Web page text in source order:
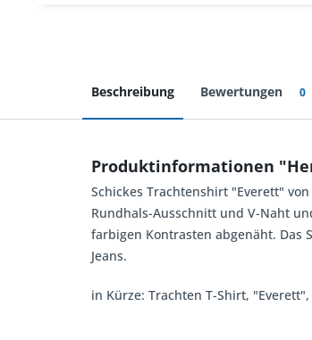
Beschreibung Bewertungen 0
Produktinformationen
Schickes Trachtenshirt "Everett"
Rundhals-Ausschnitt und V-Naht
farbigen Kontrasten abgenäht. Das
Jeans.
in Kürze: Trachten T-Shirt,